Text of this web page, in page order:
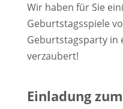
Wir haben für Sie
Geburtstagsspiele
Geburtstagsparty in
verzaubert!
Einladung